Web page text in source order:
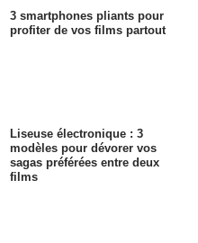
3 smartphones pliants pour
profiter de vos films partout
Liseuse électronique : 3
modèles pour dévorer vos
sagas préférées entre deux
films